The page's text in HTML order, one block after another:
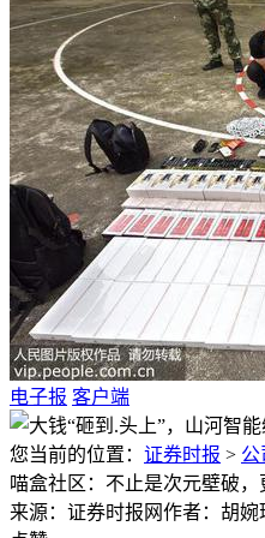
电子报 客户端
您当前的位置： 证券时报 > 公
喵盒社区：不止是次元壁破
来源：证券时报网作者：胡婉